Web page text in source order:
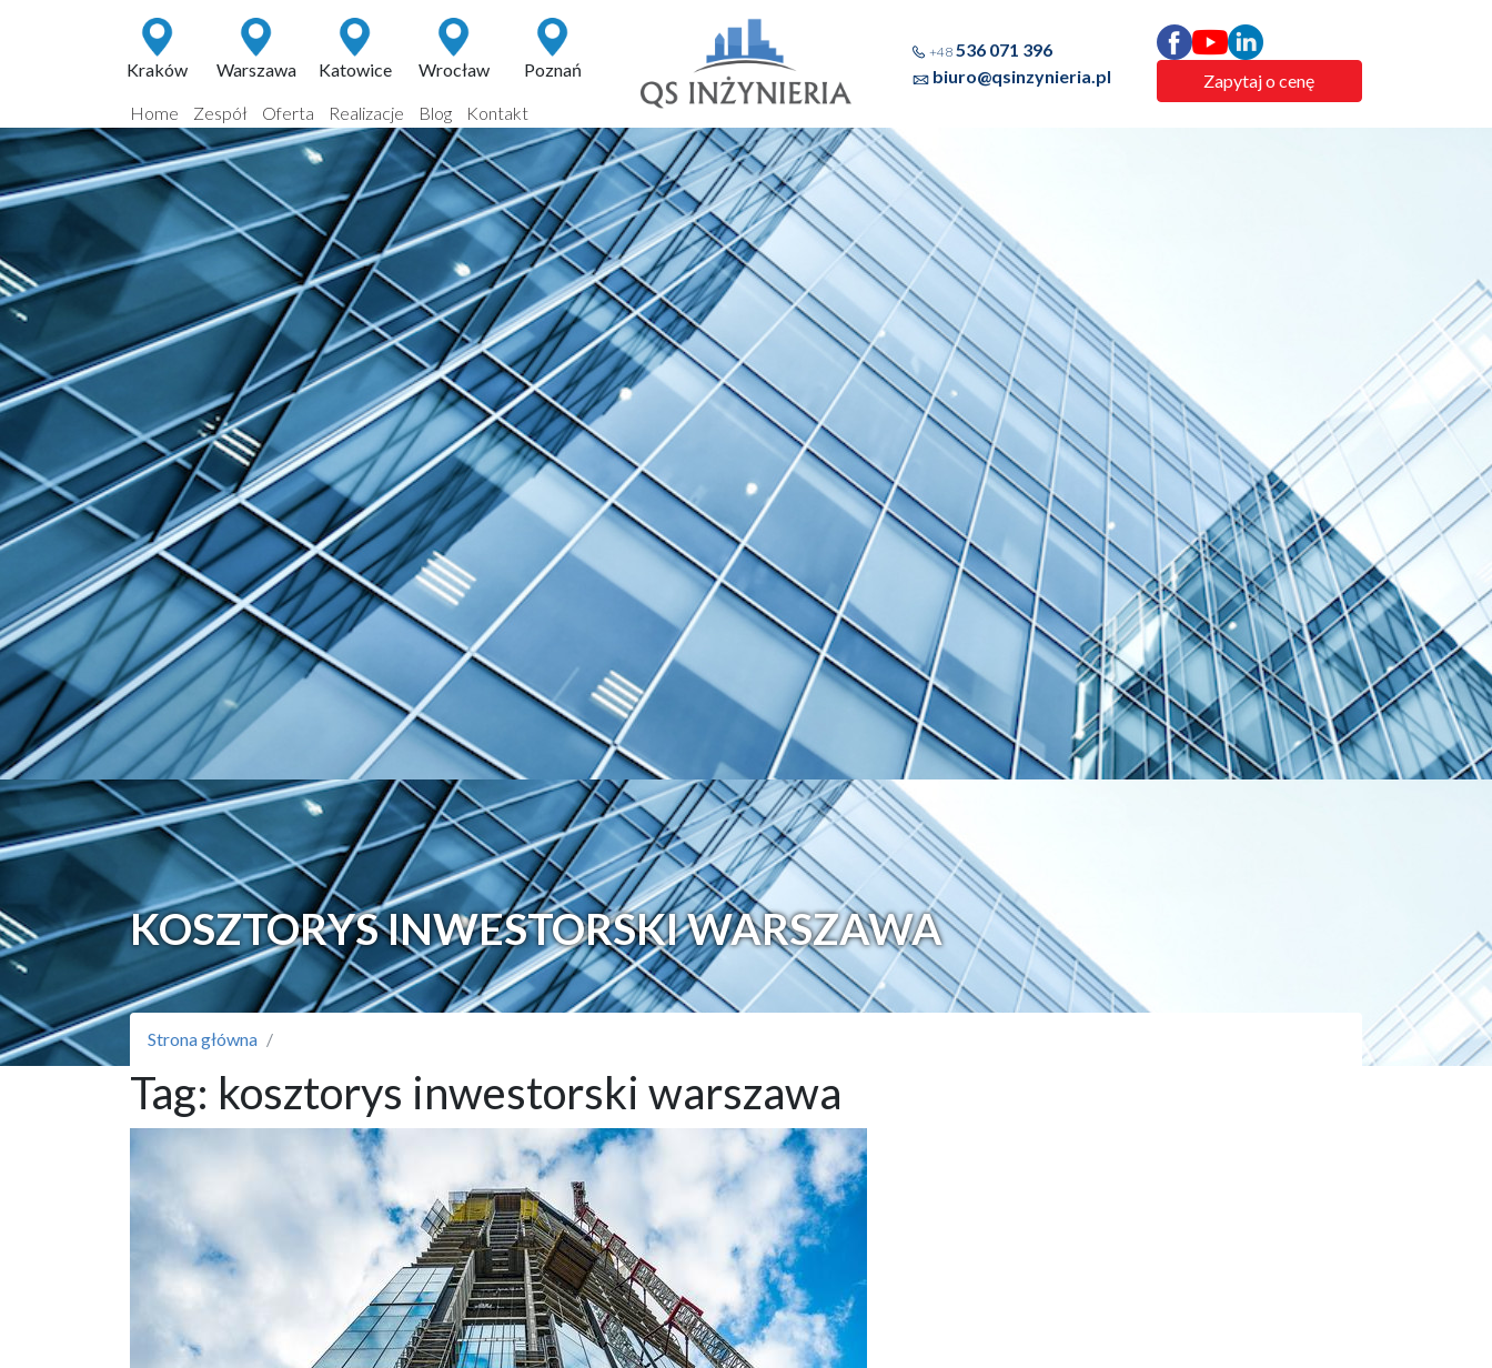
Kraków Warszawa Katowice Wrocław Poznań
Home Zespół Oferta Realizacje Blog Kontakt
+48 536 071 396
biuro@qsinzynieria.pl
Zapytaj o cenę
KOSZTORYS INWESTORSKI WARSZAWA
Strona główna
Tag: kosztorys inwestorski warszawa